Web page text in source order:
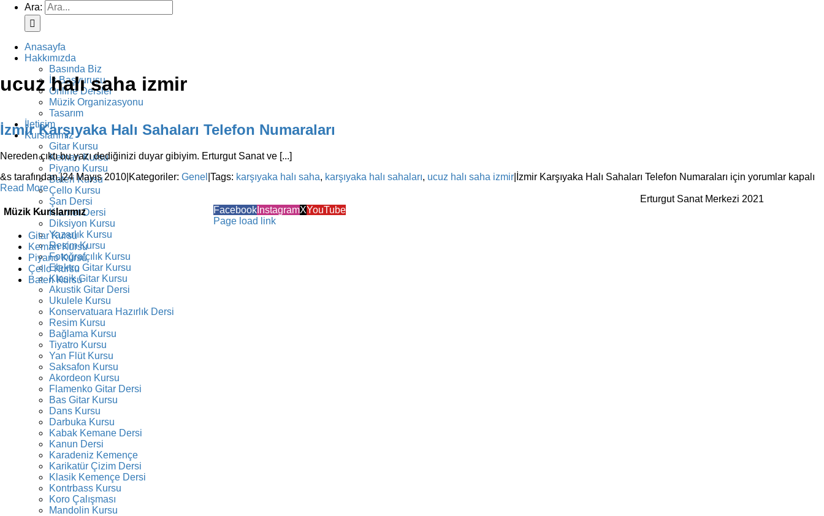
Ara:
Anasayfa
Hakkımızda
Basında Biz
İş Başvurusu
Online Dersler
Müzik Organizasyonu
Tasarım
İletişim
Kurslarımız
Gitar Kursu
Keman Kursu
Piyano Kursu
Bateri Kursu
Çello Kursu
Şan Dersi
Klarnet Dersi
Diksiyon Kursu
Yazarlık Kursu
Resim Kursu
Fotoğrafçılık Kursu
Elektro Gitar Kursu
Klasik Gitar Kursu
Akustik Gitar Dersi
Ukulele Kursu
Konservatuara Hazırlık Dersi
Resim Kursu
Bağlama Kursu
Tiyatro Kursu
Yan Flüt Kursu
Saksafon Kursu
Akordeon Kursu
Flamenko Gitar Dersi
Bas Gitar Kursu
Dans Kursu
Darbuka Kursu
Kabak Kemane Dersi
Kanun Dersi
Karadeniz Kemençe
Karikatür Çizim Dersi
Klasik Kemençe Dersi
Kontrbass Kursu
Koro Çalışması
Mandolin Kursu
ucuz halı saha izmir
İzmir Karşıyaka Halı Sahaları Telefon Numaraları
Nereden çıktı bu yazı dediğinizi duyar gibiyim. Erturgut Sanat ve [...]
&s tarafından.|24 Mayıs 2010 Kategoriler: Genel Tags: karşıyaka halı saha, karşıyaka halı sahaları, ucuz halı saha izmir İzmir Karşıyaka Halı Sahaları Telefon Numaraları için yorumlar kapalı
Read More
Müzik Kurslarımız
Gitar Kursu
Keman Kursu
Piyano Kursu
Çello Kursu
Bateri Kursu
Erturgut Sanat Merkezi 2021
Facebook InstagramXYouTube
Page load link